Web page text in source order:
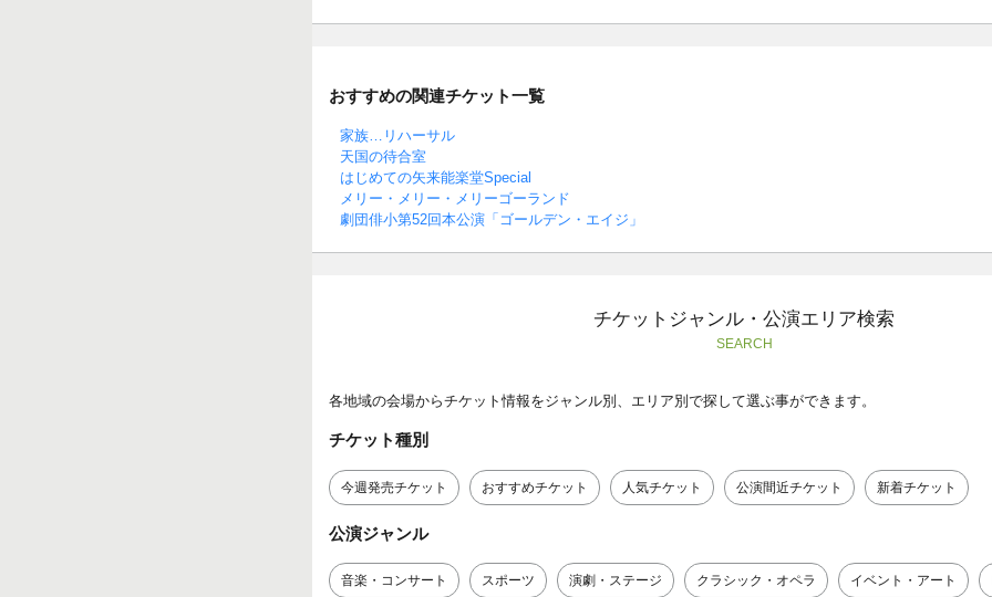
おすすめの関連チケット一覧
家族…リハーサル
天国の待合室
はじめての矢来能楽堂Special
メリー・メリー・メリーゴーランド
劇団俳小第52回本公演「ゴールデン・エイジ」
チケットジャンル・公演エリア検索
SEARCH
各地域の会場からチケット情報をジャンル別、エリア別で探して選ぶ事ができます。
チケット種別
今週発売チケット おすすめチケット 人気チケット 公演間近チケット 新着チケット
公演ジャンル
音楽・コンサート スポーツ 演劇・ステージ クラシック・オペラ イベント・アート